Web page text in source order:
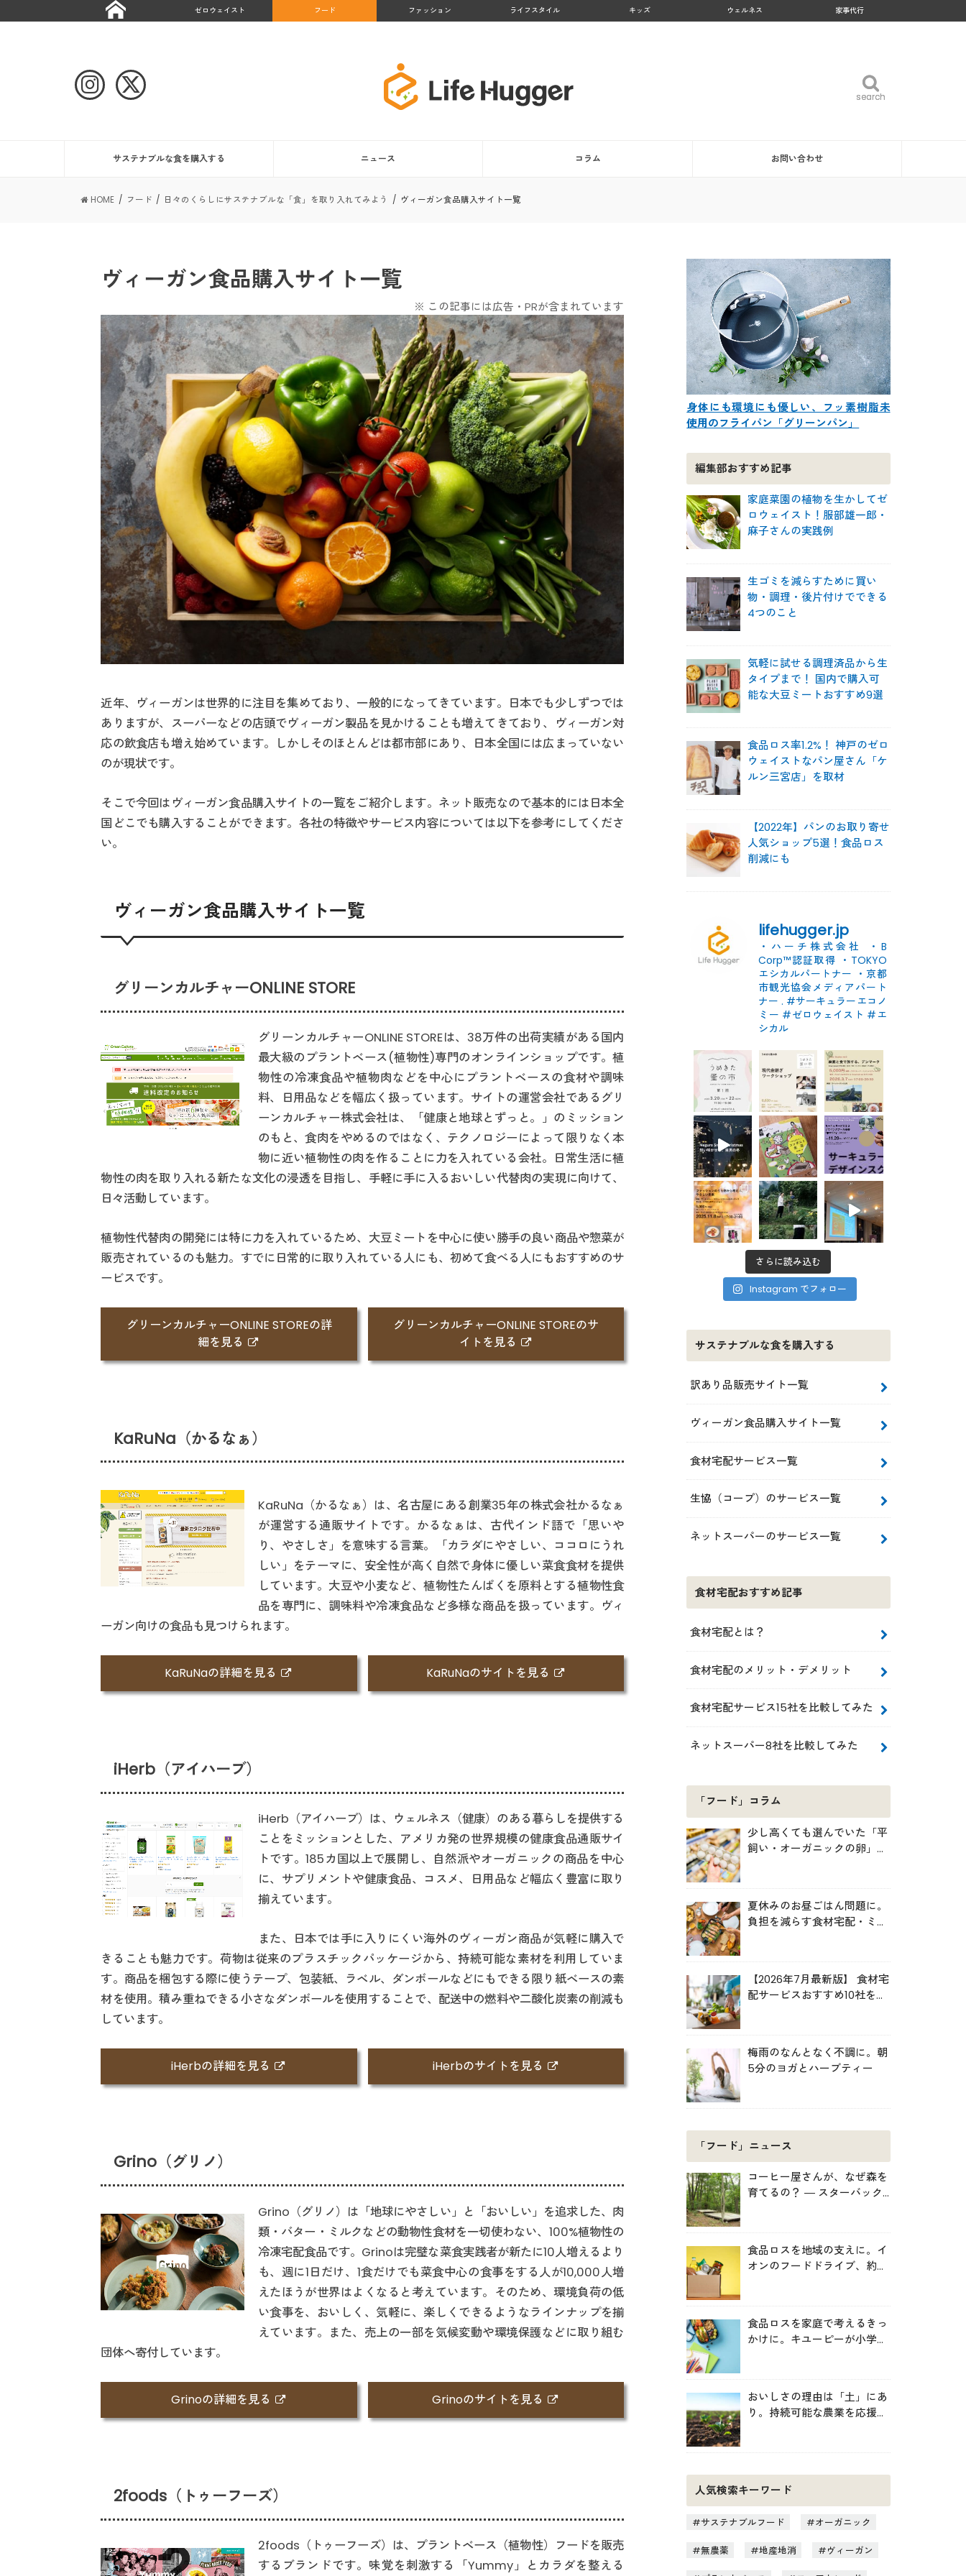
ゼロウェイスト フード ファッション ライフスタイル キッズ ウェルネス 家事代行
search
search
サステナブルな食を購入する ニュース コラム お問い合わせ
HOME フード 日々のくらしにサステナブルな「食」を取り入れてみよう ヴィーガン食品購入サイト一覧
ヴィーガン食品購入サイト一覧
※ この記事には広告・PRが含まれています
近年、ヴィーガンは世界的に注目を集めており、一般的になってきています。日本でも少しずつでは
ありますが、スーパーなどの店頭でヴィーガン製品を見かけることも増えてきており、ヴィーガン対
応の飲食店も増え始めています。しかしそのほとんどは都市部にあり、日本全国には広まっていない
のが現状です。
そこで今回はヴィーガン食品購入サイトの一覧をご紹介します。ネット販売なので基本的には日本全
国どこでも購入することができます。各社の特徴やサービス内容については以下を参考にしてくださ
い。
ヴィーガン食品購入サイト一覧
グリーンカルチャーONLINE STORE
グリーンカルチャーONLINE STOREは、38万件の出荷実績がある国内
最大級のプラントベース(植物性)専門のオンラインショップです。植
物性の冷凍食品や植物肉などを中心にプラントベースの食材や調味
料、日用品などを幅広く扱っています。サイトの運営会社であるグリ
ーンカルチャー株式会社は、「健康と地球とずっと。」のミッション
のもと、食肉をやめるのではなく、テクノロジーによって限りなく本
物に近い植物性の肉を作ることに力を入れている会社。日常生活に植
物性の肉を取り入れる新たな文化の浸透を目指し、手軽に手に入るおいしい代替肉の実現に向けて、
日々活動しています。
植物性代替肉の開発には特に力を入れているため、大豆ミートを中心に使い勝手の良い商品や惣菜が
販売されているのも魅力。すでに日常的に取り入れている人にも、初めて食べる人にもおすすめのサ
ービスです。
グリーンカルチャーONLINE STOREの詳
細を見る
グリーンカルチャーONLINE STOREのサ
イトを見る
KaRuNa（かるなぁ）
KaRuNa（かるなぁ）は、名古屋にある創業35年の株式会社かるなぁ
が運営する通販サイトです。かるなぁは、古代インド語で「思いや
り、やさしさ」を意味する言葉。「カラダにやさしい、ココロにうれ
しい」をテーマに、安全性が高く自然で身体に優しい菜食食材を提供
しています。大豆や小麦など、植物性たんぱくを原料とする植物性食
品を専門に、調味料や冷凍食品など多様な商品を扱っています。ヴィ
ーガン向けの食品も見つけられます。
KaRuNaの詳細を見る KaRuNaのサイトを見る
iHerb（アイハーブ）
iHerb（アイハーブ）は、ウェルネス（健康）のある暮らしを提供する
ことをミッションとした、アメリカ発の世界規模の健康食品通販サイ
トです。185カ国以上で展開し、自然派やオーガニックの商品を中心
に、サプリメントや健康食品、コスメ、日用品など幅広く豊富に取り
揃えています。
また、日本では手に入りにくい海外のヴィーガン商品が気軽に購入で
きることも魅力です。荷物は従来のプラスチックパッケージから、持続可能な素材を利用していま
す。商品を梱包する際に使うテープ、包装紙、ラベル、ダンボールなどにもできる限り紙ベースの素
材を使用。積み重ねできる小さなダンボールを使用することで、配送中の燃料や二酸化炭素の削減も
しています。
iHerbの詳細を見る iHerbのサイトを見る
Grino（グリノ）
Grino（グリノ）は「地球にやさしい」と「おいしい」を追求した、肉
類・バター・ミルクなどの動物性食材を一切使わない、100%植物性の
冷凍宅配食品です。Grinoは完璧な菜食実践者が新たに10人増えるより
も、週に1日だけ、1食だけでも菜食中心の食事をする人が10,000人増
えたほうが世界はよくなると考えています。そのため、環境負荷の低
い食事を、おいしく、気軽に、楽しくできるようなラインナップを揃
えています。また、売上の一部を気候変動や環境保護などに取り組む
団体へ寄付しています。
Grinoの詳細を見る Grinoのサイトを見る
2foods（トゥーフーズ）
2foods（トゥーフーズ）は、プラントベース（植物性）フードを販売
するブランドです。味覚を刺激する「Yummy」とカラダを整える
身体にも環境にも優しい、フッ素樹脂未
使用のフライパン「グリーンパン」
編集部おすすめ記事
家庭菜園の植物を生かしてゼ
ロウェイスト！服部雄一郎・
麻子さんの実践例
生ゴミを減らすために買い
物・調理・後片付けでできる
4つのこと
気軽に試せる調理済品から生
タイプまで！ 国内で購入可
能な大豆ミートおすすめ9選
食品ロス率1.2%！ 神戸のゼロ
ウェイストなパン屋さん「ケ
ルン三宮店」を取材
【2022年】パンのお取り寄せ
人気ショップ5選！食品ロス
削減にも
lifehugger.jp
・ハーチ株式会社
・B
Corp™認証取得 ・TOKYO
エシカルパートナー ・京都
市観光協会メディアパート
ナー . #サーキュラーエコノ
ミー #ゼロウェイスト #エ
シカル
さらに読み込む
Instagram でフォロー
サステナブルな食を購入する
訳あり品販売サイト一覧
ヴィーガン食品購入サイト一覧
食材宅配サービス一覧
生協（コープ）のサービス一覧
ネットスーパーのサービス一覧
食材宅配おすすめ記事
食材宅配とは？
食材宅配のメリット・デメリット
食材宅配サービス15社を比較してみた
ネットスーパー8社を比較してみた
「フード」コラム
少し高くても選んでいた「平
飼い・オーガニックの卵」。
夏休みのお昼ごはん問題に。
負担を減らす食材宅配・ミー
【2026年7月最新版】 食材宅
配サービスおすすめ10社を比
梅雨のなんとなく不調に。朝
5分のヨガとハーブティー
「フード」ニュース
コーヒー屋さんが、なぜ森を
育てるの？ ― スターバック
食品ロスを地域の支えに。イ
オンのフードドライブ、約
食品ロスを家庭で考えるきっ
かけに。キユーピーが小学生
おいしさの理由は「土」にあ
り。持続可能な農業を応援す
人気検索キーワード
サステナブルフード オーガニック
無農薬 地産地消 ヴィーガン